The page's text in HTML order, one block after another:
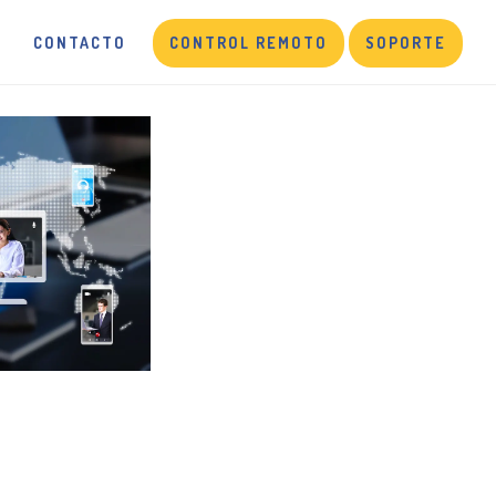
CONTACTO CONTROL REMOTO SOPORTE